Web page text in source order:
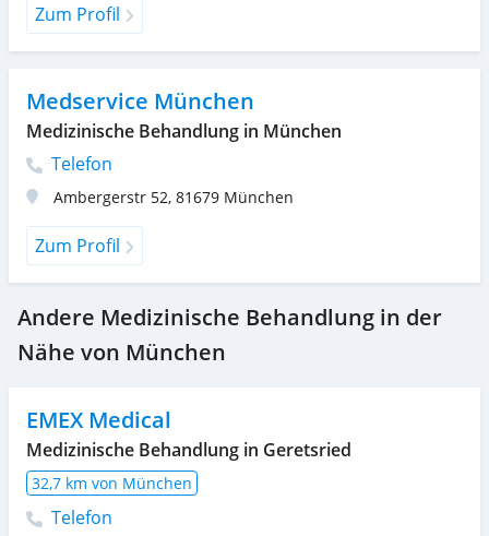
Zum Profil
Medservice München
Medizinische Behandlung in München
Telefon
Ambergerstr 52, 81679 München
Zum Profil
Andere Medizinische Behandlung in der
Nähe von München
EMEX Medical
Medizinische Behandlung in Geretsried
32,7 km von München
Telefon